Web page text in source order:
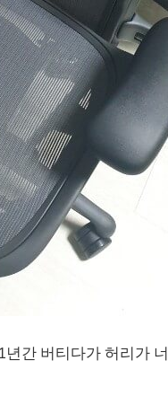
간 버티다가 허리가